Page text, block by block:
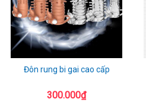
Đôn rung bi gai cao cấp
300.000₫